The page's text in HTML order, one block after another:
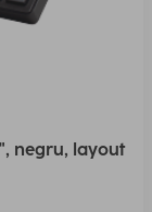
negru, layout